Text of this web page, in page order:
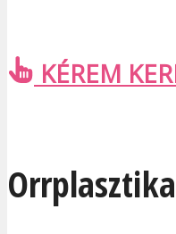
KÉREM
Orrplasztika